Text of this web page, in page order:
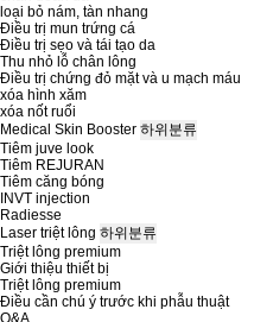
loại bỏ nám, tàn nhang
Điều trị mun trứng cá
Điều trị sẹo và tái tạo da
Thu nhỏ lỗ chân lông
Điều trị chứng đỏ mặt và u mạch máu
xóa hình xăm
xóa nốt ruổi
Medical Skin Booster 하위분류
Tiêm juve look
Tiêm REJURAN
Tiêm căng bóng
INVT injection
Radiesse
Laser triệt lông 하위분류
Triệt lông premium
Giới thiệu thiết bị
Triệt lông premium
Điều cần chú ý trước khi phẫu thuật